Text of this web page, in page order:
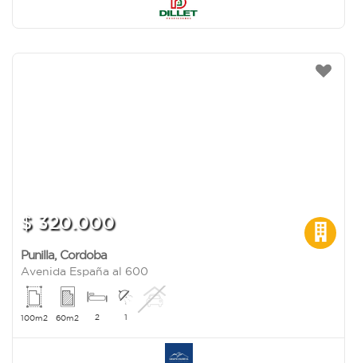
$ 320.000
Punilla, Cordoba
Avenida España al 600
100m2 60m2 2 1